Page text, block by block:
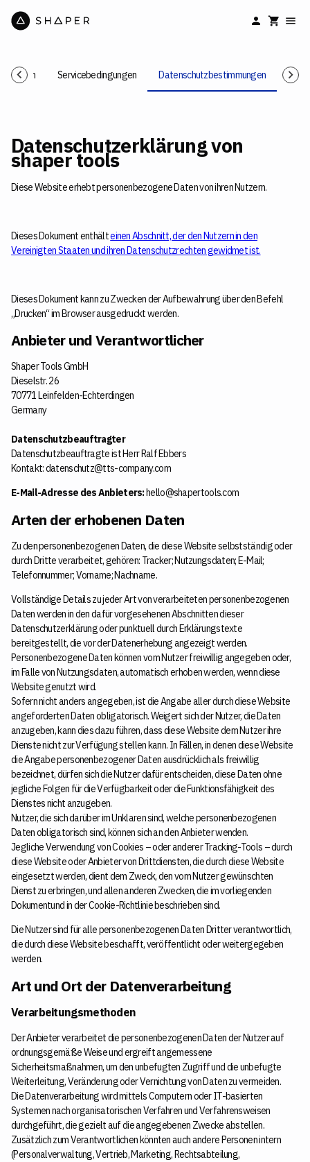
Servicebedingungen Datenschutzbestimmungen
Datenschutzerklärung von
shaper tools
Diese Website erhebt personenbezogene Daten von ihren Nutzern.
Dieses Dokument enthälteinen Abschnitt, der den Nutzern in den
Vereinigten Staaten und ihren Datenschutzrechten gewidmet ist.
Dieses Dokument kann zu Zwecken der Aufbewahrung über den Befehl
„Drucken“ im Browser ausgedruckt werden.
Anbieter und Verantwortlicher
Shaper Tools GmbH
Dieselstr. 26
70771 Leinfelden-Echterdingen
Germany
Datenschutzbeauftragter
Datenschutzbeauftragte ist Herr Ralf Ebbers
Kontakt: datenschutz@tts-company.com
E-Mail-Adresse des Anbieters:hello@shapertools.com
Arten der erhobenen Daten
Zu den personenbezogenen Daten, die diese Website selbstständig oder
durch Dritte verarbeitet, gehören: Tracker; Nutzungsdaten; E-Mail;
Telefonnummer; Vorname; Nachname.
Vollständige Details zu jeder Art von verarbeiteten personenbezogenen
Daten werden in den dafür vorgesehenen Abschnitten dieser
Datenschutzerklärung oder punktuell durch Erklärungstexte
bereitgestellt, die vor der Datenerhebung angezeigt werden.
Personenbezogene Daten können vom Nutzer freiwillig angegeben oder,
im Falle von Nutzungsdaten, automatisch erhoben werden, wenn diese
Website genutzt wird.
Sofern nicht anders angegeben, ist die Angabe aller durch diese Website
angeforderten Daten obligatorisch. Weigert sich der Nutzer, die Daten
anzugeben, kann dies dazu führen, dass diese Website dem Nutzer ihre
Dienste nicht zur Verfügung stellen kann. In Fällen, in denen diese Website
die Angabe personenbezogener Daten ausdrücklich als freiwillig
bezeichnet, dürfen sich die Nutzer dafür entscheiden, diese Daten ohne
jegliche Folgen für die Verfügbarkeit oder die Funktionsfähigkeit des
Dienstes nicht anzugeben.
Nutzer, die sich darüber im Unklaren sind, welche personenbezogenen
Daten obligatorisch sind, können sich an den Anbieter wenden.
Jegliche Verwendung von Cookies – oder anderer Tracking-Tools – durch
diese Website oder Anbieter von Drittdiensten, die durch diese Website
eingesetzt werden, dient dem Zweck, den vom Nutzer gewünschten
Dienst zu erbringen, und allen anderen Zwecken, die im vorliegenden
Dokumentund in der Cookie-Richtlinie beschrieben sind.
Die Nutzer sind für alle personenbezogenen Daten Dritter verantwortlich,
die durch diese Website beschafft, veröffentlicht oder weitergegeben
werden.
Art und Ort der Datenverarbeitung
Verarbeitungsmethoden
Der Anbieter verarbeitet die personenbezogenen Daten der Nutzer auf
ordnungsgemäße Weise und ergreift angemessene
Sicherheitsmaßnahmen, um den unbefugten Zugriff und die unbefugte
Weiterleitung, Veränderung oder Vernichtung von Daten zu vermeiden.
Die Datenverarbeitung wird mittels Computern oder IT-basierten
Systemen nach organisatorischen Verfahren und Verfahrensweisen
durchgeführt, die gezielt auf die angegebenen Zwecke abstellen.
Zusätzlich zum Verantwortlichen könnten auch andere Personen intern
(Personalverwaltung, Vertrieb, Marketing, Rechtsabteilung,